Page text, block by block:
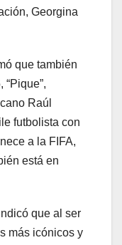
Georgina
que también
Raúl
futbolista con
a la FIFA,
está en
que al ser
más icónicos y